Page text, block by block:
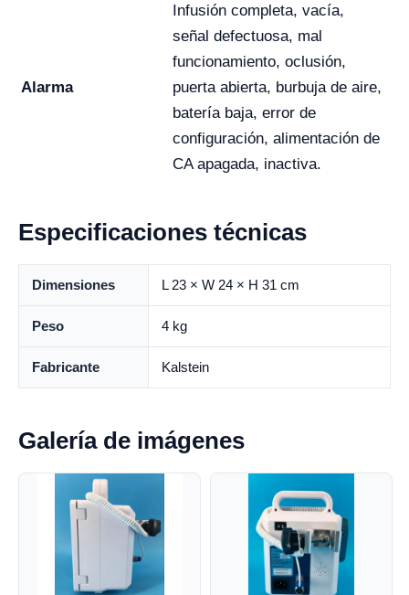
Alarma
Infusión completa, vacía,
señal defectuosa, mal
funcionamiento, oclusión,
puerta abierta, burbuja de aire,
batería baja, error de
configuración, alimentación de
CA apagada, inactiva.
Especificaciones técnicas
Dimensiones L 23 × W 24 × H 31 cm
Peso 4 kg
Fabricante Kalstein
Galería de imágenes